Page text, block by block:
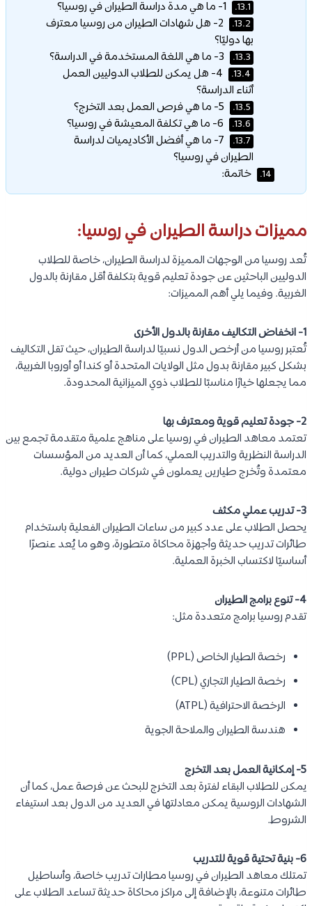
13.1.
13.2.
2- هل شهادات الطيران من روسيا معترف
بها دوليًا؟
13.3.
13.4.
4- هل يمكن للطلاب الدوليين العمل
أثناء الدراسة؟
13.5.
13.6.
13.7.
7- ما هي أفضل الأكاديميات لدراسة
الطيران في روسيا؟
14. خاتمة:
مميزات دراسة الطيران في روسيا:
تُعد روسيا من الوجهات المميزة لدراسة الطيران، خاصة للطلاب
الدوليين الباحثين عن جودة تعليم قوية بتكلفة أقل مقارنة بالدول
الغربية. وفيما يلي أهم المميزات:
1- انخفاض التكاليف مقارنة بالدول الأخرى
تُعتبر روسيا من أرخص الدول نسبيًا لدراسة الطيران، حيث تقل التكاليف
بشكل كبير مقارنة بدول مثل الولايات المتحدة أو كندا أو أوروبا الغربية،
مما يجعلها خيارًا مناسبًا للطلاب ذوي الميزانية المحدودة.
2- جودة تعليم قوية ومعترف بها
تعتمد معاهد الطيران في روسيا على مناهج علمية متقدمة تجمع بين
الدراسة النظرية والتدريب العملي، كما أن العديد من المؤسسات
معتمدة وتُخرج طيارين يعملون في شركات طيران دولية.
3- تدريب عملي مكثف
يحصل الطلاب على عدد كبير من ساعات الطيران الفعلية باستخدام
طائرات تدريب حديثة وأجهزة محاكاة متطورة، وهو ما يُعد عنصرًا
أساسيًا لاكتساب الخبرة العملية.
4- تنوع برامج الطيران
تقدم روسيا برامج متعددة مثل:
رخصة الطيار الخاص (PPL)
رخصة الطيار التجاري (CPL)
الرخصة الاحترافية (ATPL)
هندسة الطيران والملاحة الجوية
5- إمكانية العمل بعد التخرج
يمكن للطلاب البقاء لفترة بعد التخرج للبحث عن فرصة عمل، كما أن
الشهادات الروسية يمكن معادلتها في العديد من الدول بعد استيفاء
الشروط.
6- بنية تحتية قوية للتدريب
تمتلك معاهد الطيران في روسيا مطارات تدريب خاصة، وأساطيل
طائرات متنوعة، بالإضافة إلى مراكز محاكاة حديثة تساعد الطلاب على